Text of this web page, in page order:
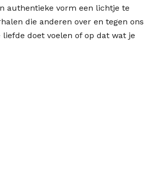
authentieke vorm een lichtje te
die anderen over en tegen ons
doet voelen of op dat wat je